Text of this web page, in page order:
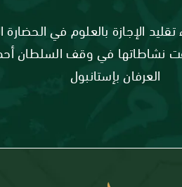
في مطلع سنة ٢٠٢٠م، لإحياء تقليد
نشاطاتها في وقف السلطان
العرفان بإستانبول